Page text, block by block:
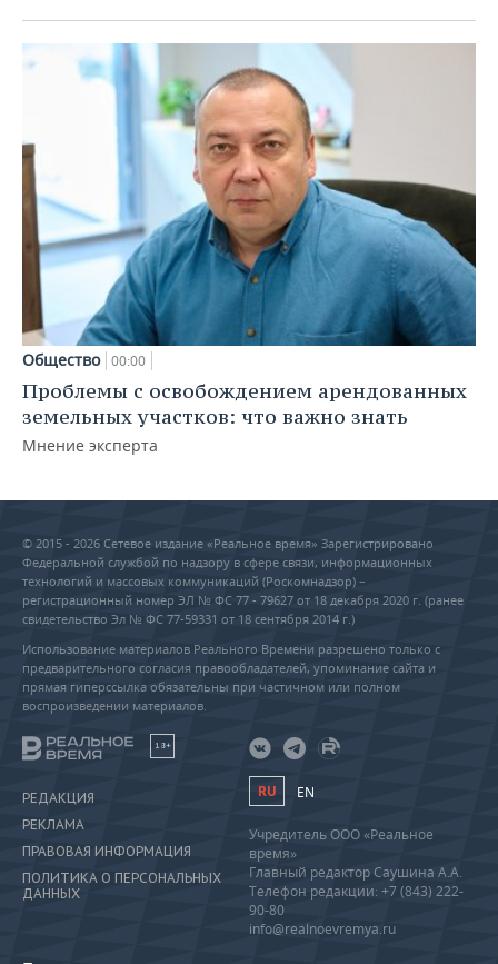
Общество 00:00
Проблемы с освобождением арендованных
земельных участков: что важно знать
Мнение эксперта
© 2015 - 2026 Сетевое издание «Реальное время» Зарегистрировано
Федеральной службой по надзору в сфере связи, информационных
технологий и массовых коммуникаций (Роскомнадзор) –
регистрационный номер ЭЛ № ФС 77 - 79627 от 18 декабря 2020 г. (ранее
свидетельство Эл № ФС 77-59331 от 18 сентября 2014 г.)
Использование материалов Реального Времени разрешено только с
предварительного согласия правообладателей, упоминание сайта и
прямая гиперссылка обязательны при частичном или полном
воспроизведении материалов.
18+
РЕДАКЦИЯ
РЕКЛАМА
ПРАВОВАЯ ИНФОРМАЦИЯ
ПОЛИТИКА О ПЕРСОНАЛЬНЫХ
ДАННЫХ
RU EN
Учредитель ООО «Реальное
время»
Главный редактор Саушина А.А.
Телефон редакции: +7 (843) 222-
90-80
info@realnoevremya.ru